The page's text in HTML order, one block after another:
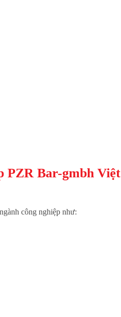
PZR Bar-gmbh Việt
công nghiệp như: